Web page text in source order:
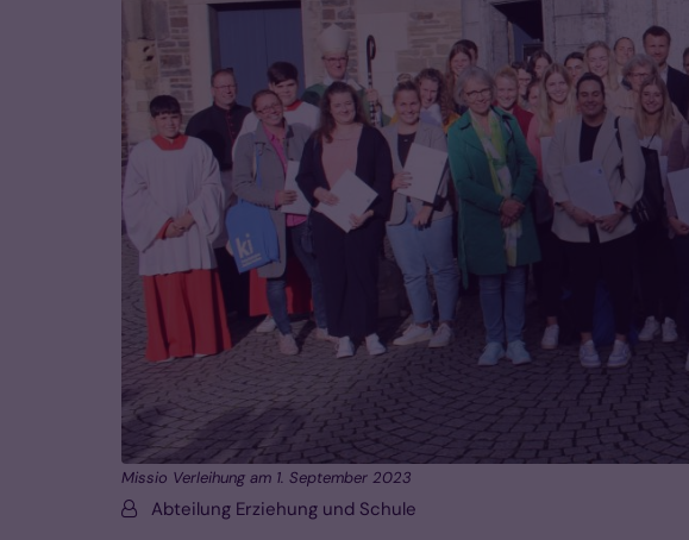
Missio Verleihung am 1. September 2023
Von:Abteilung Erziehung und Schule